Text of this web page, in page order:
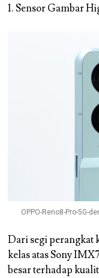
1. Sensor Gambar
OPPO-Reno8-Pro-5G-
Dari segi perangkat
kelas atas Sony
besar terhadap